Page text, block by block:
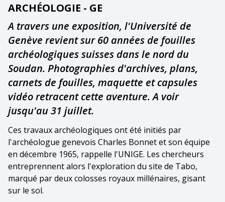
ARCHÉOLOGIE - GE
A travers une exposition, l'Université de
Genève revient sur 60 années de fouilles
archéologiques suisses dans le nord du
Soudan. Photographies d'archives, plans,
carnets de fouilles, maquette et capsules
vidéo retracent cette aventure. A voir
jusqu'au 31 juillet.
Ces travaux archéologiques ont été initiés par
l'archéologue genevois Charles Bonnet et son équipe
en décembre 1965, rappelle l'UNIGE. Les chercheurs
entreprennent alors l'exploration du site de Tabo,
marqué par deux colosses royaux millénaires, gisant
sur le sol.